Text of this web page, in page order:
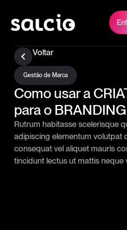
Voltar
Gestão de Marca
Como usar a
para o BRANDING
Rutrum habitasse scelerisque
adipiscing elementum volutpat
consequat vel aliquet mauris
tincidunt lectus ut mattis neque